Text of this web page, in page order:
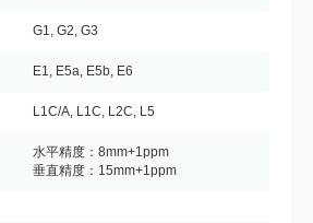
G1, G2, G3
E1, E5a, E5b, E6
L1C/A, L1C, L2C, L5
水平精度：8mm+1ppm
垂直精度：15mm+1ppm